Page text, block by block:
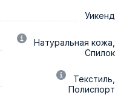
Уикенд
Натуральная кожа,
Спилок
Текстиль,
Полиспорт